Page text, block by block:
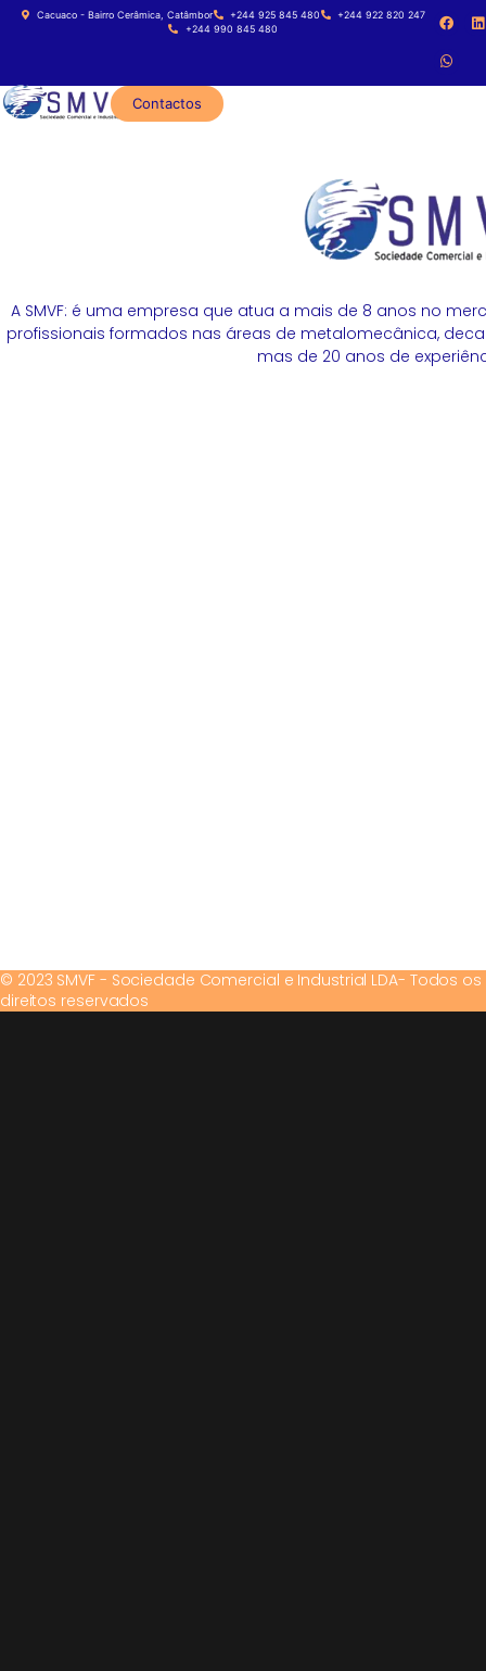
Cacuaco - Bairro Cerâmica, Catâmbor +244 925 845 480
+244 922 820 247
+244 990 845 480
Contactos
A SMVF: é uma empresa que atua a mais de 8 anos no
profissionais formados nas áreas de metalomecânica,
mas de 20 anos de
© 2023 SMVF - Sociedade Comercial e Industrial LDA- Todos os
direitos reservados